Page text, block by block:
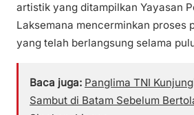
artistik yang ditampilkan Yayasan
Laksemana mencerminkan proses
yang telah berlangsung selama
Baca juga: Panglima TNI
Sambut di Batam Sebelum